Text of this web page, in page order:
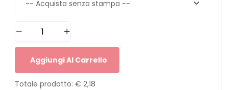
Aggiungi Al Carrello
Totale prodotto: € 2,18